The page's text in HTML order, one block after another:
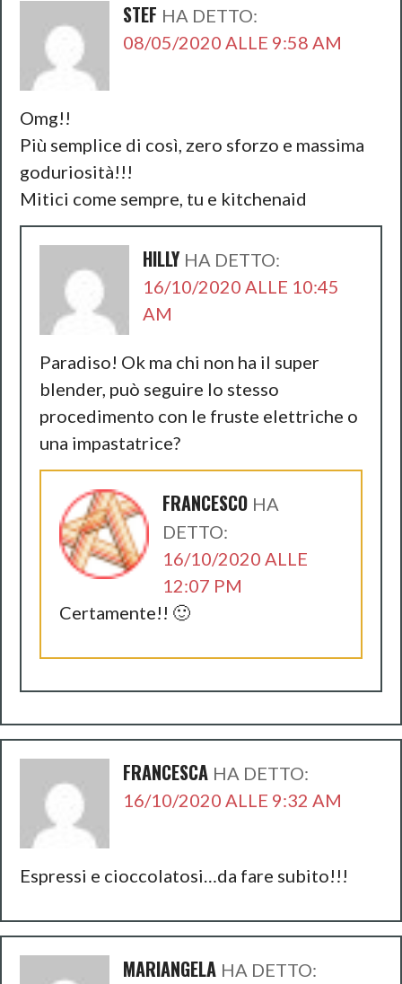
STEF HA DETTO:
08/05/2020 ALLE 9:58 AM
Omg!!
Più semplice di così, zero sforzo e massima
goduriosità!!!
Mitici come sempre, tu e kitchenaid
HILLY HA DETTO:
16/10/2020 ALLE 10:45
AM
Paradiso! Ok ma chi non ha il super
blender, può seguire lo stesso
procedimento con le fruste elettriche o
una impastatrice?
FRANCESCO HA
DETTO:
16/10/2020 ALLE
12:07 PM
Certamente!! 🙂
FRANCESCA HA DETTO:
16/10/2020 ALLE 9:32 AM
Espressi e cioccolatosi…da fare subito!!!
MARIANGELA HA DETTO: